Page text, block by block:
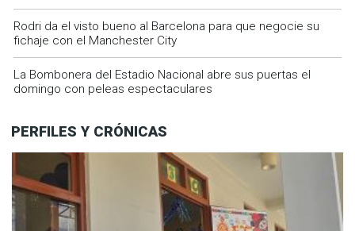
Rodri da el visto bueno al Barcelona para que negocie su
fichaje con el Manchester City
La Bombonera del Estadio Nacional abre sus puertas el
domingo con peleas espectaculares
PERFILES Y CRÓNICAS